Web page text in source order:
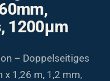
1200µm
– Doppelseitiges
1,26 m, 1,2 mm,